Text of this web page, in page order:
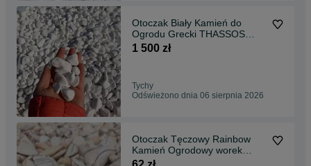
Otoczak Biały Kamień do
Ogrodu Grecki THASSOS
ŚLĄSK TRANSPORT
1 500 zł
Tychy
Odświeżono dnia 06 sierpnia 2026
Otoczak Tęczowy Rainbow
Kamień Ogrodowy worek
25KG